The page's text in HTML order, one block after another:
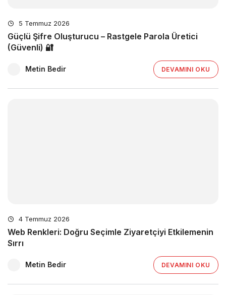
5 Temmuz 2026
Güçlü Şifre Oluşturucu – Rastgele Parola Üretici
(Güvenli) 🔐
Metin Bedir DEVAMINI OKU
4 Temmuz 2026
Web Renkleri: Doğru Seçimle Ziyaretçiyi Etkilemenin
Sırrı
Metin Bedir DEVAMINI OKU